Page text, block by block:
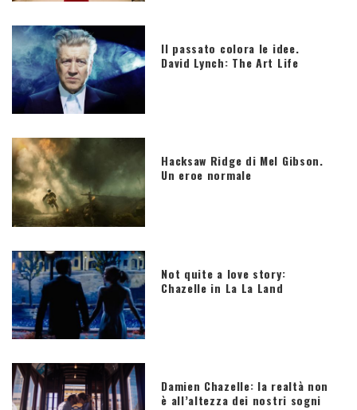
Il passato colora le idee.
David Lynch: The Art Life
Hacksaw Ridge di Mel Gibson.
Un eroe normale
Not quite a love story:
Chazelle in La La Land
Damien Chazelle: la realtà non
è all’altezza dei nostri sogni